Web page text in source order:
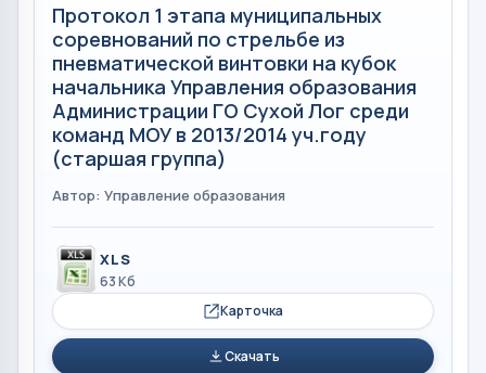
Протокол 1 этапа муниципальных
соревнований по стрельбе из
пневматической винтовки на кубок
начальника Управления образования
Администрации ГО Сухой Лог среди
команд МОУ в 2013/2014 уч.году
(старшая группа)
Автор: Управление образования
XLS
63 Кб
Карточка
Скачать